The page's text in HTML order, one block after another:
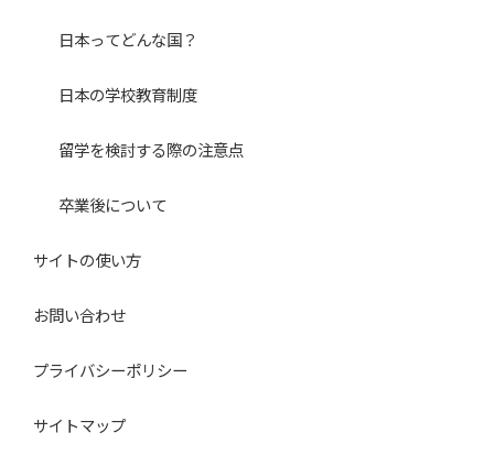
日本ってどんな国？
日本の学校教育制度
留学を検討する際の注意点
卒業後について
サイトの使い方
お問い合わせ
プライバシーポリシー
サイトマップ